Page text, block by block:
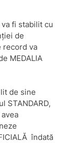
fi stabilit cu
de
record va
MEDALIA
de sine
STANDARD,
îndată